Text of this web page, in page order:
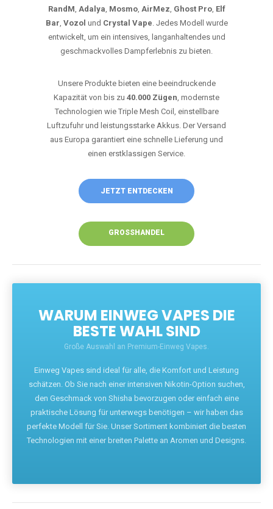
RandM, Adalya, Mosmo, AirMez, Ghost Pro, Elf
Bar, Vozol und Crystal Vape. Jedes Modell wurde
entwickelt, um ein intensives, langanhaltendes und
geschmackvolles Dampferlebnis zu bieten.
Unsere Produkte bieten eine beeindruckende
Kapazität von bis zu 40.000 Zügen, modernste
Technologien wie Triple Mesh Coil, einstellbare
Luftzufuhr und leistungsstarke Akkus. Der Versand
aus Europa garantiert eine schnelle Lieferung und
einen erstklassigen Service.
JETZT ENTDECKEN
GROSSHANDEL
WARUM EINWEG VAPES DIE
BESTE WAHL SIND
Große Auswahl an Premium-Einweg Vapes.
Einweg Vapes sind ideal für alle, die Komfort und Leistung
schätzen. Ob Sie nach einer intensiven Nikotin-Option suchen,
den Geschmack von Shisha bevorzugen oder einfach eine
praktische Lösung für unterwegs benötigen – wir haben das
perfekte Modell für Sie. Unser Sortiment kombiniert die besten
Technologien mit einer breiten Palette an Aromen und Designs.